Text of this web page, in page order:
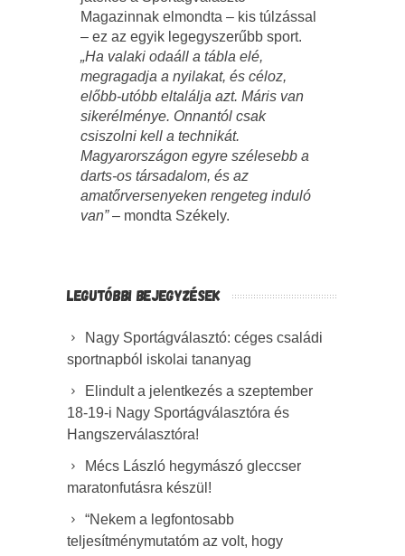
Magazinnak elmondta – kis túlzással
– ez az egyik legegyszerűbb sport.
„Ha valaki odaáll a tábla elé,
megragadja a nyilakat, és céloz,
előbb-utóbb eltalálja azt. Máris van
sikerélménye. Onnantól csak
csiszolni kell a technikát.
Magyarországon egyre szélesebb a
darts-os társadalom, és az
amatőrversenyeken rengeteg induló
van”– mondta Székely.
LEGUTÓBBI BEJEGYZÉSEK
Nagy Sportágválasztó: céges családi
sportnapból iskolai tananyag
Elindult a jelentkezés a szeptember
18-19-i Nagy Sportágválasztóra és
Hangszerválasztóra!
Mécs László hegymászó gleccser
maratonfutásra készül!
“Nekem a legfontosabb
teljesítménymutatóm az volt, hogy